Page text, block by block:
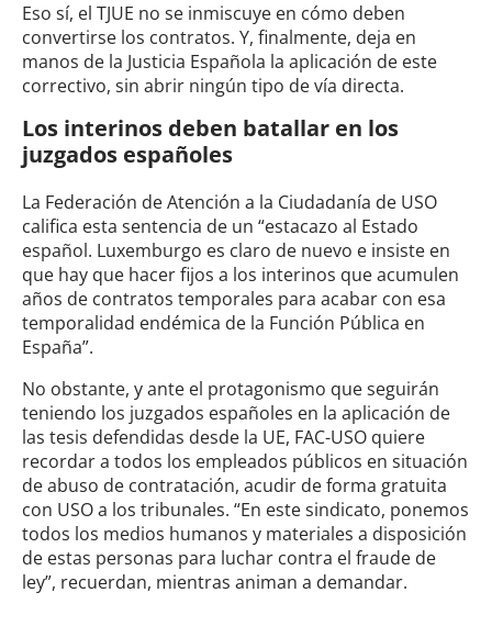
Eso sí, el TJUE no se inmiscuye en cómo deben
convertirse los contratos. Y, finalmente, deja en
manos de la Justicia Española la aplicación de este
correctivo, sin abrir ningún tipo de vía directa.
Los interinos deben batallar en los
juzgados españoles
La Federación de Atención a la Ciudadanía de USO
califica esta sentencia de un “estacazo al Estado
español. Luxemburgo es claro de nuevo e insiste en
que hay que hacer fijos a los interinos que acumulen
años de contratos temporales para acabar con esa
temporalidad endémica de la Función Pública en
España”.
No obstante, y ante el protagonismo que seguirán
teniendo los juzgados españoles en la aplicación de
las tesis defendidas desde la UE, FAC-USO quiere
recordar a todos los empleados públicos en situación
de abuso de contratación, acudir de forma gratuita
con USO a los tribunales. “En este sindicato, ponemos
todos los medios humanos y materiales a disposición
de estas personas para luchar contra el fraude de
ley”, recuerdan, mientras animan a demandar.